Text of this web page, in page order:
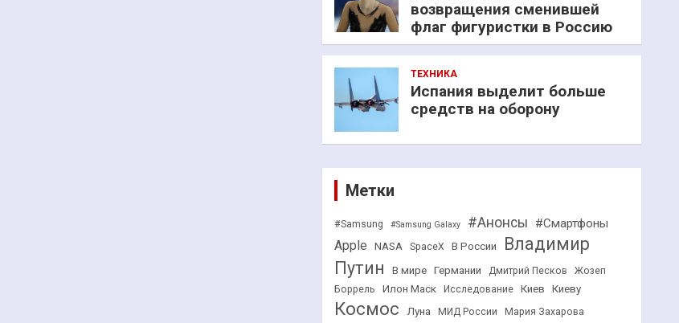
возвращения сменившей
флаг фигуристки в Россию
ТЕХНИКА
Испания выделит больше
средств на оборону
Метки
#Samsung #Samsung Galaxy #Анонсы #Смартфоны
Apple NASA SpaceX В России
Владимир
Путин
В мире Германии Дмитрий Песков
Жозеп
Боррель
Илон Маск Исследование Киев Киеву
Космос Луна МИД России Мария Захарова